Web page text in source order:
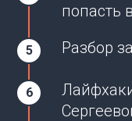
попасть
Разбор